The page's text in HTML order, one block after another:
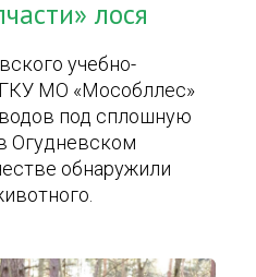
лося
учебно-
МО «Мособллес»
под сплошную
Огудневском
обнаружили